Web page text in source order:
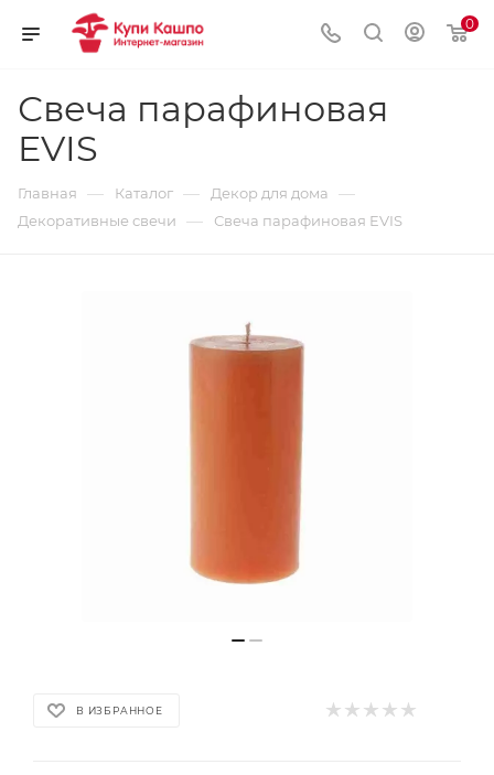
0
Свеча парафиновая
EVIS
Главная — Каталог — Декор для дома —
Декоративные свечи — Свеча парафиновая EVIS
В ИЗБРАННОЕ